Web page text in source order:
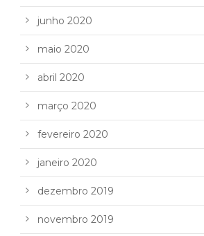
junho 2020
maio 2020
abril 2020
março 2020
fevereiro 2020
janeiro 2020
dezembro 2019
novembro 2019